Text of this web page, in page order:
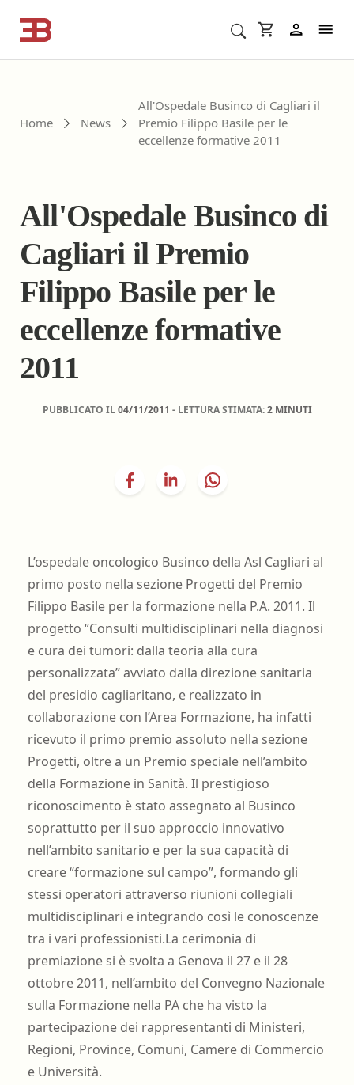
Home News
All'Ospedale Businco di Cagliari il
Premio Filippo Basile per le
eccellenze formative 2011
All'Ospedale Businco di
Cagliari il Premio
Filippo Basile per le
eccellenze formative
2011
PUBBLICATO IL04/11/2011 - LETTURA STIMATA:2 MINUTI
L’ospedale oncologico Businco della Asl Cagliari al
primo posto nella sezione Progetti del Premio
Filippo Basile per la formazione nella P.A. 2011. Il
progetto “Consulti multidisciplinari nella diagnosi
e cura dei tumori: dalla teoria alla cura
personalizzata” avviato dalla direzione sanitaria
del presidio cagliaritano, e realizzato in
collaborazione con l’Area Formazione, ha infatti
ricevuto il primo premio assoluto nella sezione
Progetti, oltre a un Premio speciale nell’ambito
della Formazione in Sanità. Il prestigioso
riconoscimento è stato assegnato al Businco
soprattutto per il suo approccio innovativo
nell’ambito sanitario e per la sua capacità di
creare “formazione sul campo”, formando gli
stessi operatori attraverso riunioni collegiali
multidisciplinari e integrando così le conoscenze
tra i vari professionisti.La cerimonia di
premiazione si è svolta a Genova il 27 e il 28
ottobre 2011, nell’ambito del Convegno Nazionale
sulla Formazione nella PA che ha visto la
partecipazione dei rappresentanti di Ministeri,
Regioni, Province, Comuni, Camere di Commercio
e Università.